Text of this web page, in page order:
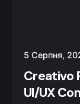
5 Серпня,
Creativo
UI/UX